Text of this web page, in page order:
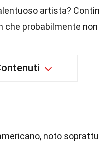
artista?
che probabilmente
noto